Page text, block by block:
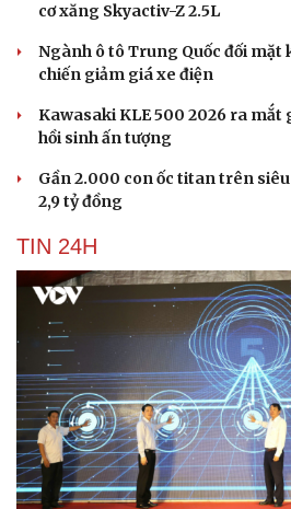
Du lịch
Săn Tour
check-in
cơ xăng Skyactiv-Z 2.5L
Ngành ô tô Trung Quốc đối mặt
chiến giảm giá xe điện
Kawasaki KLE 500 2026 ra mắt
hồi sinh ấn tượng
Gần 2.000 con ốc titan trên
2,9 tỷ đồng
TIN 24H